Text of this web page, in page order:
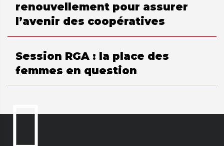
renouvellement pour assurer
l’avenir des coopératives
Session RGA : la place des
femmes en question